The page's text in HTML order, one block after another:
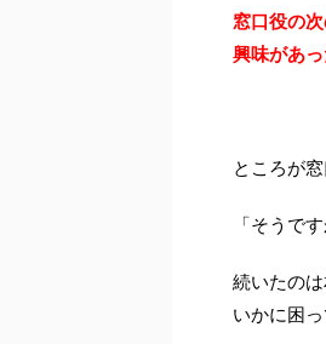
窓口役の
興味があ
ところが
「そうです
続いたの
いかに困